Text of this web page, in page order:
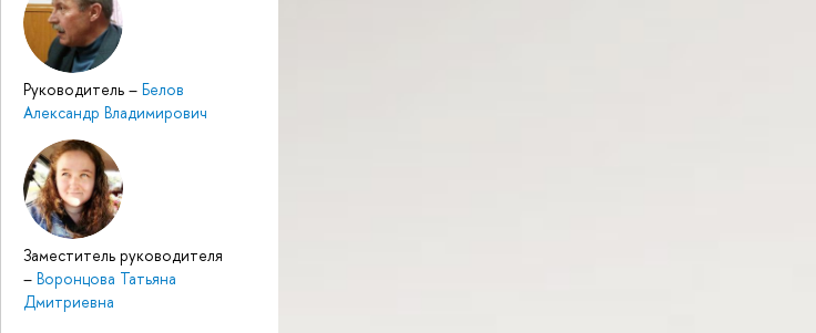
Руководитель – Белов
Александр Владимирович
Заместитель руководителя
– Воронцова Татьяна
Дмитриевна